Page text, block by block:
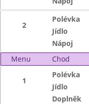
2
Polévka
Jídlo
Nápoj
Menu
Chod
1
Polévka
Jídlo
Doplněk